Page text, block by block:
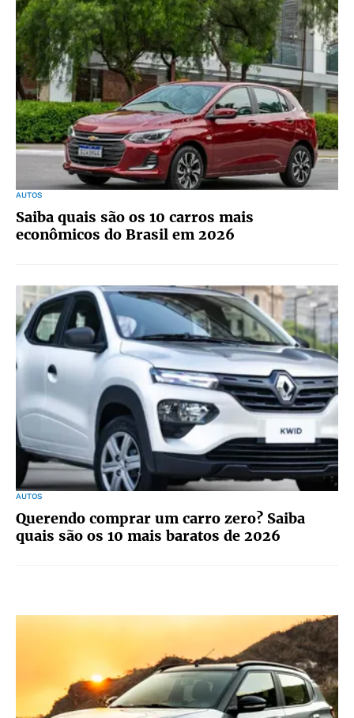
AUTOS
Saiba quais são os 10 carros mais
econômicos do Brasil em 2026
AUTOS
Querendo comprar um carro zero? Saiba
quais são os 10 mais baratos de 2026